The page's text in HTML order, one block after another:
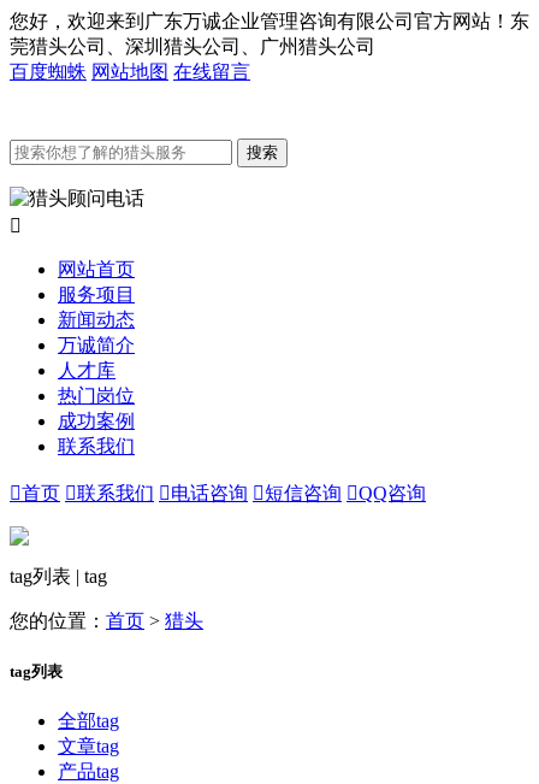
您好，欢迎来到广东万诚企业管理咨询有限公司官方网站！东
莞猎头公司、深圳猎头公司、广州猎头公司
百度蜘蛛 网站地图 在线留言

网站首页
服务项目
新闻动态
万诚简介
人才库
热门岗位
成功案例
联系我们
首页 联系我们 电话咨询 短信咨询 QQ咨询
tag列表 | tag
您的位置： 首页 > 猎头
tag列表
全部tag
文章tag
产品tag